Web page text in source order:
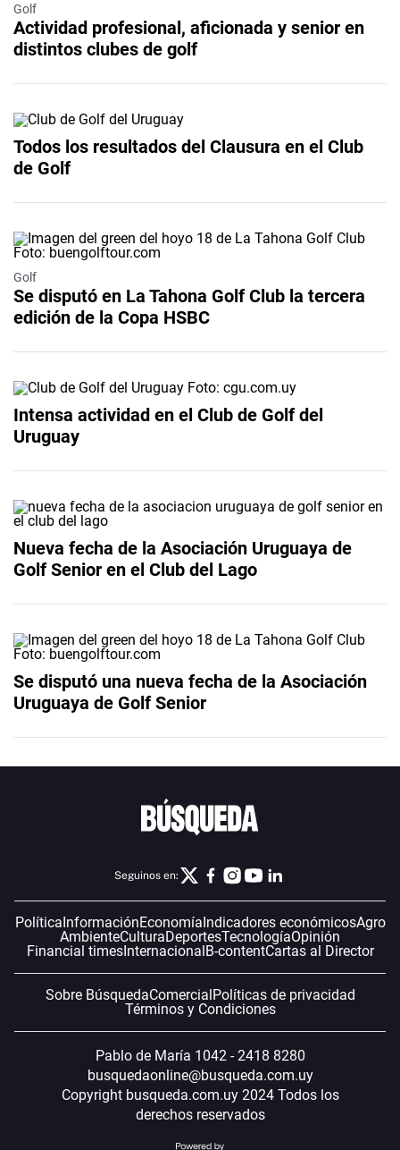
Golf
Actividad profesional, aficionada y senior en
distintos clubes de golf
Todos los resultados del Clausura en el Club
de Golf
Golf
Se disputó en La Tahona Golf Club la tercera
edición de la Copa HSBC
Intensa actividad en el Club de Golf del
Uruguay
Nueva fecha de la Asociación Uruguaya de
Golf Senior en el Club del Lago
Se disputó una nueva fecha de la Asociación
Uruguaya de Golf Senior
Seguinos en:
Política InformaciónEconomía Indicadores económicosAgro
AmbienteCulturaDeportesTecnologíaOpinión
Financial timesInternacional B-contentCartas al Director
Sobre BúsquedaComercial Políticas de privacidad
Términos y Condiciones
Pablo de María 1042 - 2418 8280
busquedaonline@busqueda.com.uy
Copyright busqueda.com.uy 2024 Todos los
derechos reservados